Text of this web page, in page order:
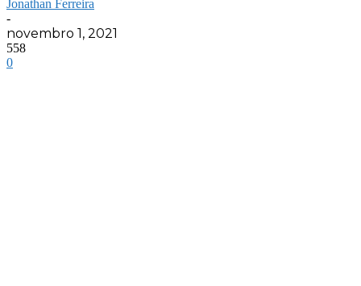
Jonathan Ferreira
-
novembro 1, 2021
558
0